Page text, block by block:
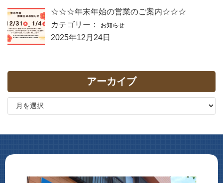
☆☆☆年末年始の営業のご案内☆☆☆
カテゴリー：
お知らせ
2025年12月24日
アーカイブ